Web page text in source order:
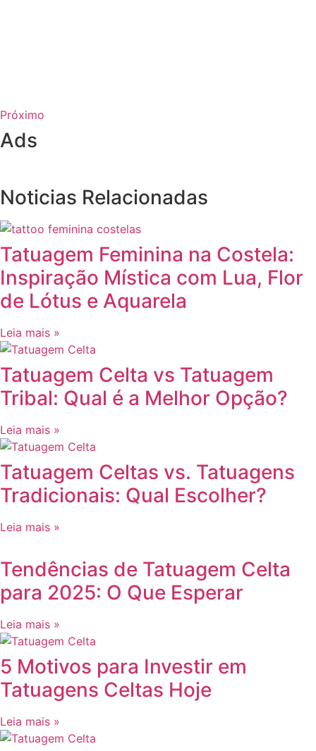
Próximo
Ads
Noticias Relacionadas
Tatuagem Feminina na Costela:
Inspiração Mística com Lua, Flor
de Lótus e Aquarela
Leia mais »
Tatuagem Celta vs Tatuagem
Tribal: Qual é a Melhor Opção?
Leia mais »
Tatuagem Celtas vs. Tatuagens
Tradicionais: Qual Escolher?
Leia mais »
Tendências de Tatuagem Celta
para 2025: O Que Esperar
Leia mais »
5 Motivos para Investir em
Tatuagens Celtas Hoje
Leia mais »